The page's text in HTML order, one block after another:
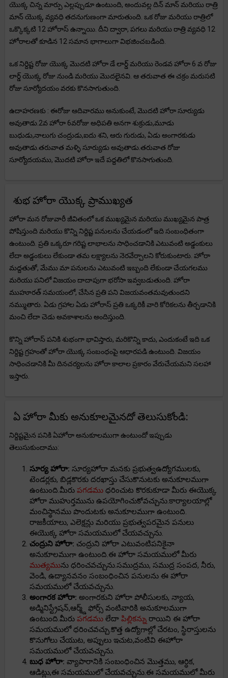
యొక్క చిన్న మార్పు ఎల్లప్పుడూ ఉంటుంది, అందువల్ల దిన్ మాన్ మరియు రాత్రి
మాన్ యొక్క వ్యవధి తదనుగుణంగా మారుతుంది. ఒక రోజు మరియు రాత్రిలో
ఒక్కొక్కటి 12 హోరాస్ ఉన్నాయి. దీని ద్వారా, పగలు మరియు రాత్రి వ్యవధి 12
హోరాలతో కూడిన 12 సమాన భాగాలుగా విభజించబడింది.
ఒక నిర్దిష్ట రోజు యొక్క మొదటి హోరా డే లార్డ్ మరియు రెండవ హోరా 6 వ రోజు
లార్డ్ యొక్క రోజు నుండి మరియు మొదలైనవి. ఆ తరువాత ఈ చక్రం మరుసటి
రోజు సూర్యోదయం వరకు కొనసాగుతుంది.
ఉదాహరణకు : ఈరోజు ఆదివారము అనుకుంటే, మొదటి హోరా సూర్యుడు
అవుతాడు.2వ హోరా 6వరోజు అధిపతి అనగా శుక్రుడు,మూడు
బుధుడు,నాలుగు చంద్రుడు,ఐదు శని, ఆరు గురుడు, ఏడు అంగారకుడు
అవుతాడు.తరువాత మళ్ళి సూర్యుడు అవుతాడు.తరువాత రోజు
సూర్యోదయము, మొదటి హోరా ఇదే పద్దతిలో కొనసాగుతుంది.
శుభ హోరా యొక్క ప్రాముఖ్యత
హోరా మన రోజువారీ జీవితంలో ఒక ముఖ్యమైన మరియు ముఖ్యమైన పాత్ర
పోషిస్తుంది మరియు కొన్ని నిర్దిష్ట పనులను చేయడంలో ఇది సంబంధితంగా
ఉంటుంది. ప్రతి ఒక్కరూ గరిష్ట లాభాలను సాధించడానికి ఎటువంటి అడ్డంకులు
లేదా అడ్డంకులు లేకుండా తమ లక్ష్యాలను నెరవేర్చాలని కోరుకుంటారు. హోరా
మద్దతుతో, మేము మా పనులను ఎటువంటి ఇబ్బంది లేకుండా చేయగలము
మరియు పనిలో విజయం దాదాపుగా భరోసా ఇవ్వబడుతుంది. హోరా
ముహూరత్ సమయంలో, చేసిన ప్రతి పని విజయవంతమవుతుందని
నమ్ముతారు. ఏడు గ్రహాల ఏడు హోరాస్ ప్రతి ఒక్కరికీ వారి కోరికలను తీర్చడానికి
మంచి లేదా చెడు అవకాశాలను అందిస్తుంది.
కొన్ని హోరాస్ పనికి శుభంగా భావిస్తారు, మరికొన్ని కాదు, ఎందుకంటే ఇది ఒక
నిర్దిష్ట గ్రహంతో హోరా యొక్క సంబంధంపై ఆధారపడి ఉంటుంది. విజయం
సాధించడానికి మీ దినచర్యలను హోరా కాలాల ప్రకారం వేరుచేయమని సలహా
ఇస్తారు.
ఏ హోరా మీకు అనుకూలమైనదో తెలుసుకోండి:
నిర్దిష్టమైన పనికి ఏహోరా అనుకూలముగా ఉంటుందో ఇప్పుడు
తెలుసుకుందాము:
సూర్య హోరా: సూర్యహోరా మనకు ప్రభుత్వఉద్యోగములకు,
టెండర్లకు, బిడ్లకొరకు దరఖాస్తు చేసుకొనుటకు అనుకూలముగా
ఉంటుంది.మీరు పగడము ధరించుట కొరకుకూడా మీరు ఈయొక్క
హోరా ముహుర్తమును ఉపయోగించుకోవచ్చును.కార్యాలయాల్లో
మంచిస్థానము పొందుటకు అనుకూలముగా ఉంటుంది.
రాజకీయాలు, ఎలెక్షన్లు మరియు ప్రభుత్వపరమైన పనులు
ఈయొక్క హోరా సమయములో చేయవచ్చును.
చంద్రుని హోరా: చంద్రుని హోరా ఎటువంటిపనికైనా
అనుకూలముగా ఉంటుంది.ఈ హోరా సమయములో మీరు
ముత్యమును ధరించవచ్చును.సముద్రము, సముద్ర సంపద, నీరు,
వెండి, ఉద్యానవనం సంబంధించిన పనులను ఈ హోరా
సమయములో చేయవచ్చును.
అంగారక హోరా: అంగారకుని హోరా పోలీసులకు, న్యాయ,
అడ్మినిస్ట్రేషన్,ఆర్మ్డ్ ఫోర్స్ వంటివారికి అనుకూలముగా
ఉంటుంది.మీరు పగడము లేదా పిల్లికన్ను రాయిని ఈ హోరా
సమయములో ధరించవచ్చు.కొత్త ఉద్యోగాల్లో చేరటం, స్థిరాస్తులను
కొనుగోలు చేయుట, అప్పులు ఇచుట,వంటివి ఈహోరా
సమయములో చేయవచ్చును.
బుధ హోరా: వ్యాపారానికి సంబంధించిన మొత్తము, ఆర్ధిక,
ఆడిట్లు,ఈ సమయములో చేయవచ్చును.ఈ సమయములో మీరు